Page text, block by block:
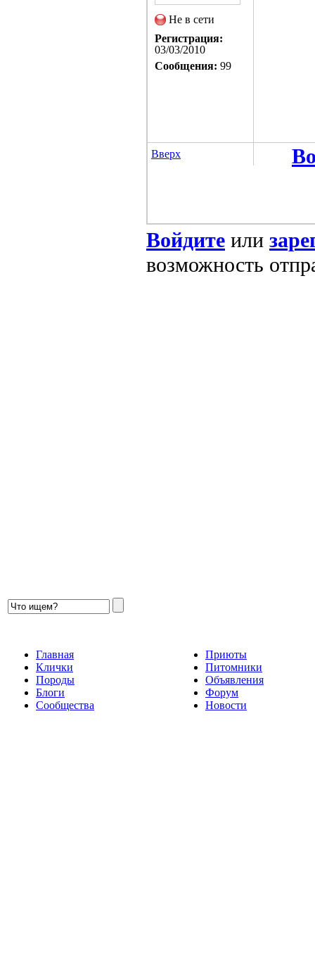
Не в сети
Регистрация:
03/03/2010
Сообщения: 99
Вверх
Войдите или
возможность
Главная
Клички
Породы
Блоги
Сообщества
Приюты
Питомники
Объявления
Форум
Новости